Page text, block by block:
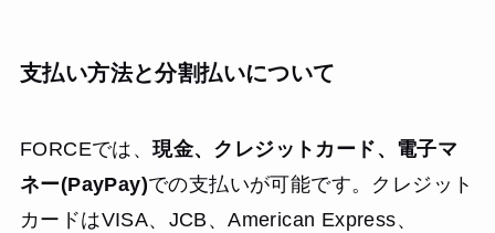
支払い方法と分割払いについて
FORCEでは、現金、クレジットカード、電子マ
ネー(PayPay)での支払いが可能です。クレジット
カードはVISA、JCB、American Express、